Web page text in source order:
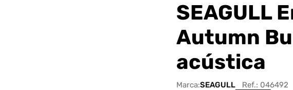
SEAGULL
Autumn
acústica
Marca:SEAGULL Ref.: 046492